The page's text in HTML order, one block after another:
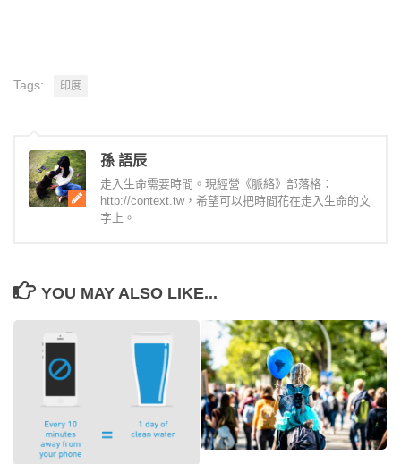
Tags: 印度
孫 語辰
走入生命需要時間。現經營《脈絡》部落格：
http://context.tw，希望可以把時間花在走入生命的文
字上。
YOU MAY ALSO LIKE...